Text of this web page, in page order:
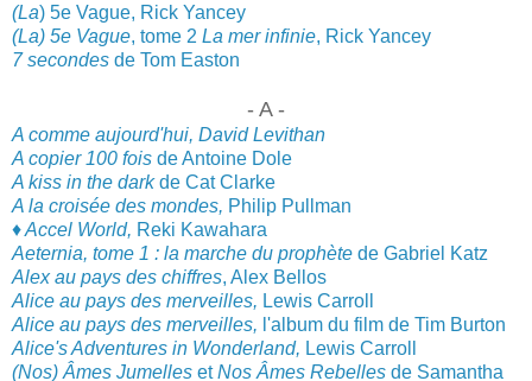
(La) 5e Vague, Rick Yancey
(La) 5e Vague, tome 2 La mer infinie, Rick Yancey
7 secondes de Tom Easton
- A -
A comme aujourd'hui, David Levithan
A copier 100 fois de Antoine Dole
A kiss in the darkde Cat Clarke
A la croisée des mondes, Philip Pullman
♦Accel World, Reki Kawahara
Aeternia, tome 1 : la marche du prophète de Gabriel Katz
Alex au pays des chiffres, Alex Bellos
Alice au pays des merveilles, Lewis Carroll
Alice au pays des merveilles, l'album du film de Tim Burton
Alice's Adventures in Wonderland, Lewis Carroll
(Nos) Âmes Jumelles etNos Âmes Rebelles de Samantha